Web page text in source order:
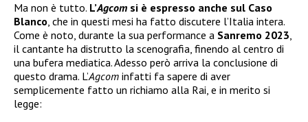
Ma non è tutto. L’Agcom si è espresso anche sul Caso
Blanco, che in questi mesi ha fatto discutere l’Italia intera.
Come è noto, durante la sua performance a Sanremo 2023,
il cantante ha distrutto la scenografia, finendo al centro di
una bufera mediatica. Adesso però arriva la conclusione di
questo drama. L’Agcom infatti fa sapere di aver
semplicemente fatto un richiamo alla Rai, e in merito si
legge: